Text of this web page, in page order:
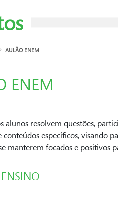
AULÃO ENEM
ENEM
alunos resolvem questões,
conteúdos específicos, visando
manterem focados e positivos